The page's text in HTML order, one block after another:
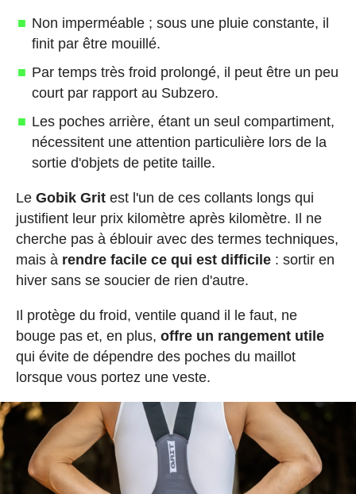
Non imperméable ; sous une pluie constante, il
finit par être mouillé.
Par temps très froid prolongé, il peut être un peu
court par rapport au Subzero.
Les poches arrière, étant un seul compartiment,
nécessitent une attention particulière lors de la
sortie d'objets de petite taille.
Le Gobik Gritest l'un de ces collants longs qui
justifient leur prix kilomètre après kilomètre. Il ne
cherche pas à éblouir avec des termes techniques,
mais à rendre facile ce qui est difficile: sortir en
hiver sans se soucier de rien d'autre.
Il protège du froid, ventile quand il le faut, ne
bouge pas et, en plus, offre un rangement utile
qui évite de dépendre des poches du maillot
lorsque vous portez une veste.